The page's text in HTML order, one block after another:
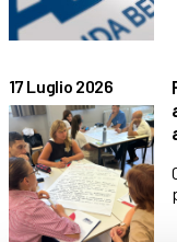
17 Luglio 2026